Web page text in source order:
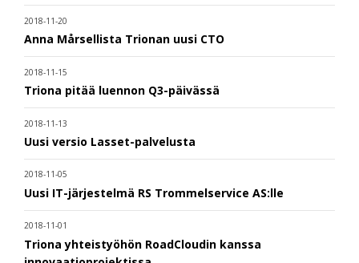
2018-11-20
Anna Mårsellista Trionan uusi CTO
2018-11-15
Triona pitää luennon Q3-päivässä
2018-11-13
Uusi versio Lasset-palvelusta
2018-11-05
Uusi IT-järjestelmä RS Trommelservice AS:lle
2018-11-01
Triona yhteistyöhön RoadCloudin kanssa